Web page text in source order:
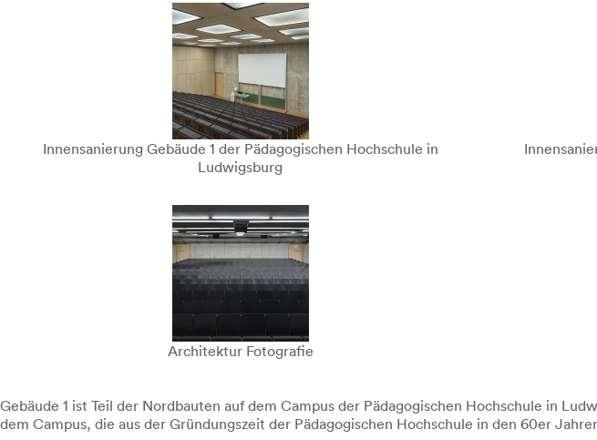
Innensanierung Gebäude 1 der Pädagogischen Hochschule in
Ludwigsburg
Architektur Fotografie
Gebäude 1 ist Teil der Nordbauten auf dem Campus der Pädagogischen Hochschule in
dem Campus, die aus der Gründungszeit der Pädagogischen Hochschule in den 60er